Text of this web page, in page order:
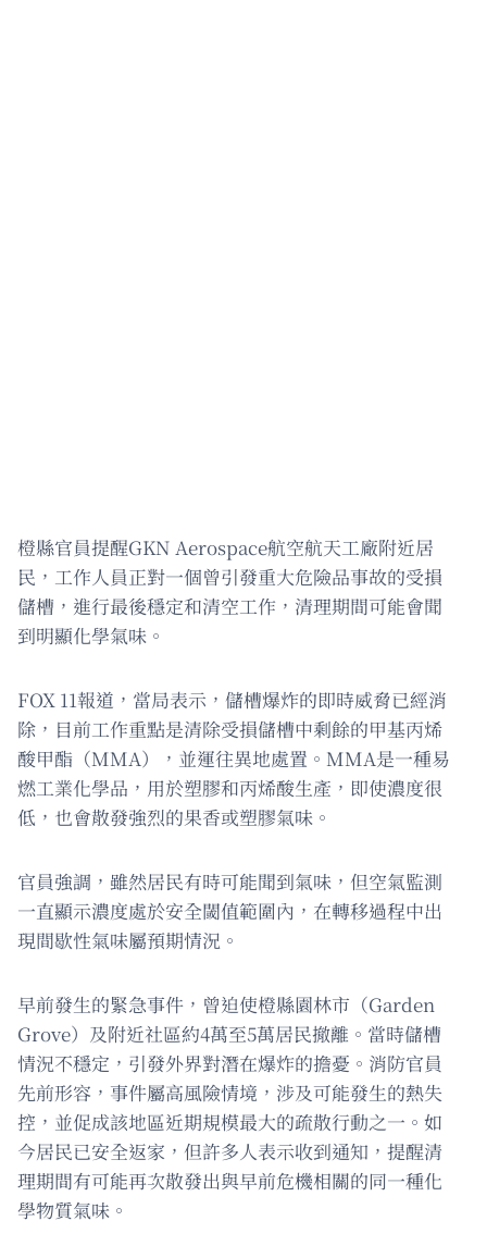
橙縣官員提醒GKN Aerospace航空航天工廠附近居
民，工作人員正對一個曾引發重大危險品事故的受損
儲槽，進行最後穩定和清空工作，清理期間可能會聞
到明顯化學氣味。
FOX 11報道，當局表示，儲槽爆炸的即時威脅已經消
除，目前工作重點是清除受損儲槽中剩餘的甲基丙烯
酸甲酯（MMA），並運往異地處置。MMA是一種易
燃工業化學品，用於塑膠和丙烯酸生產，即使濃度很
低，也會散發強烈的果香或塑膠氣味。
官員強調，雖然居民有時可能聞到氣味，但空氣監測
一直顯示濃度處於安全閾值範圍內，在轉移過程中出
現間歇性氣味屬預期情況。
早前發生的緊急事件，曾迫使橙縣園林市（Garden
Grove）及附近社區約4萬至5萬居民撤離。當時儲槽
情況不穩定，引發外界對潛在爆炸的擔憂。消防官員
先前形容，事件屬高風險情境，涉及可能發生的熱失
控，並促成該地區近期規模最大的疏散行動之一。如
今居民已安全返家，但許多人表示收到通知，提醒清
理期間有可能再次散發出與早前危機相關的同一種化
學物質氣味。